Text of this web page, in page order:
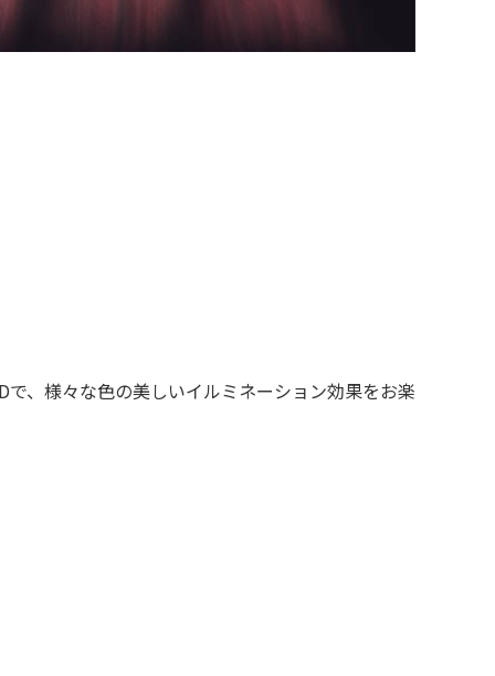
で、様々な色の美しいイルミネーション効果をお楽